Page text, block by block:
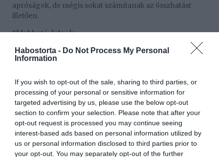
Habostorta - Do Not Process My Personal
Information
If you wish to opt-out of the sale, sharing to third parties, or
processing of your personal or sensitive information for
targeted advertising by us, please use the below opt-out
section to confirm your selection. Please note that after your
opt-out request is processed you may continue seeing
interest-based ads based on personal information utilized by
us or personal information disclosed to third parties prior to
your opt-out. You may separately opt-out of the further
apróságok, de mégis sokat számítanak az összhatást
illetően.
Eldobható dolgok
Ha nagy családi banzájt csapunk, sok-sok gyerekkel,
érdemes lehet eldobható tányérokkal, poharakkal,
ugyanis csak simán össze kell gyűjteni őket egy nagy
kukazsákba, és egyben kidobni mindent, így a konyha se
lesz dugig a sok mosatlannal.